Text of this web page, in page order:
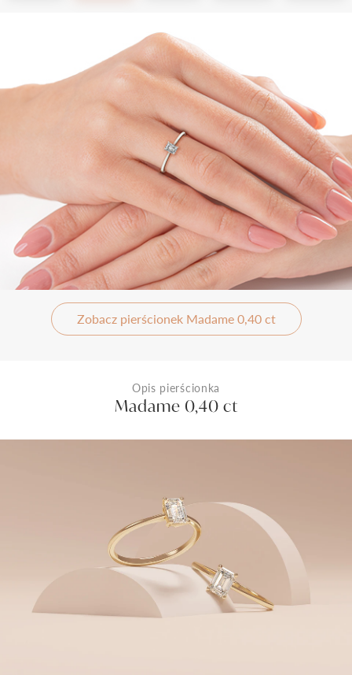
Zobacz pierścionek Madame 0,40 ct
Opis pierścionka
Madame 0,40 ct